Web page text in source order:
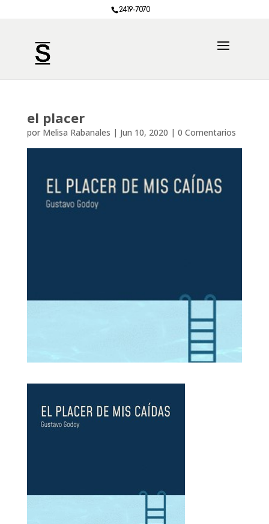
2419-7070
el placer
por Melisa Rabanales | Jun 10, 2020 | 0 Comentarios